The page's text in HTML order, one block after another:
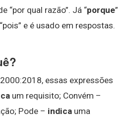
“por qual razão”. Já “porque”
e é usado em respostas.
essas expressões
um requisito; Convém –
Pode – indica uma